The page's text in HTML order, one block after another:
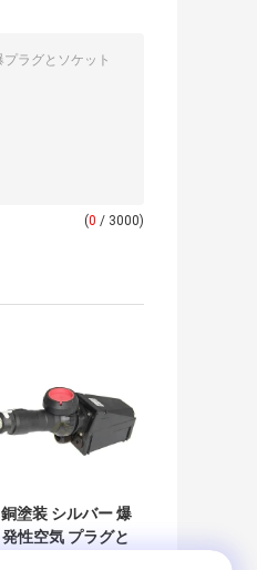
(0 / 3000)
銅塗装 シルバー 爆
発性空気 プラグと